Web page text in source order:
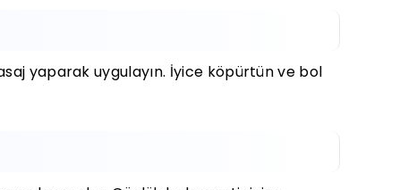
yaparak uygulayın. İyice köpürtün ve bol